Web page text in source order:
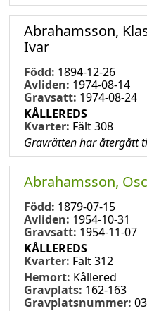
Abrahamsson,
Ivar
Född: 1894-12-26
Avliden: 1974-08-14
Gravsatt: 1974-08-24
KÅLLEREDS
Kvarter: Fält 308
Gravrätten har återgått
Abrahamsson,
Född: 1879-07-15
Avliden: 1954-10-31
Gravsatt: 1954-11-07
KÅLLEREDS
Kvarter: Fält 312
Hemort: Kållered
Gravplats: 162-163
Gravplatsnummer: